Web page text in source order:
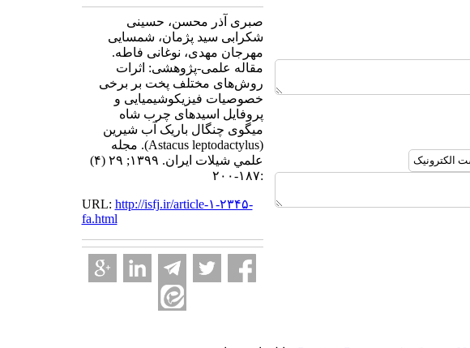
صبری آذر محسن، حسینی
شکرابی سید پژمان، شمسایی
مهرجان مهدی، نوغانی فاطه.
مقاله علمی-پژوهشی: اثرات
روش‌های مختلف پخت بر برخی
خصوصیات فیزیکوشیمیایی و
پروفایل اسیدهای چرب شاه
میگوی چنگال باریک آب شیرین
(Astacus leptodactylus). مجله
علمي شيلات ايران. ۱۳۹۹; ۲۹ (۴)
:۱۸۷-۲۰۰
URL: http://isfj.ir/article-۱-۲۳۴۵-
fa.html